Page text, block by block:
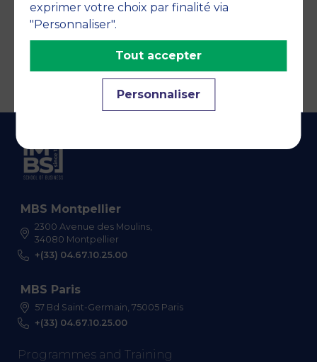
MBS Montpellier
2300 Avenue des Moulins,
34080 Montpellier
+(33) 04.67.10.25.00
MBS Paris
57 Bd Saint-Germain, 75005 Paris
+(33) 04.67.10.25.00
Programmes and Training
exprimer votre choix par finalité via
"Personnaliser".
Personnaliser
Tout accepter